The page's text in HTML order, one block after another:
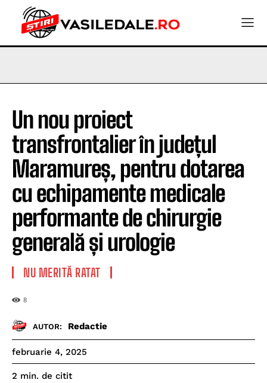
Un nou proiect
transfrontalier în județul
Maramureș, pentru dotarea
cu echipamente medicale
performante de chirurgie
generală și urologie
NU MERITĂ RATAT
8
AUTOR: Redactie
februarie 4, 2025
2 min. de citit